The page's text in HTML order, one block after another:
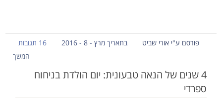
פורסם ע"י אורי שביט בתאריך מרץ - 8 - 2016
16 תגובות
המשך
4 שנים של הנאה טבעונית: יום הולדת בניחוח
ספרדי